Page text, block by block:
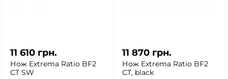
11 610 грн.
Нож Extrema Ratio BF2
CT SW
11 870 грн.
Нож Extrema Ratio BF2
CT, black